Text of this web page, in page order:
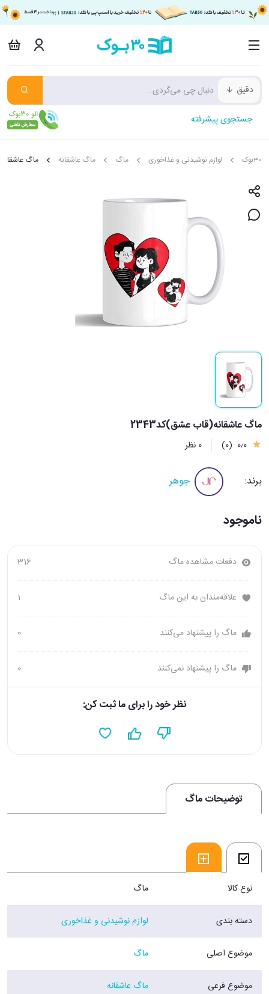
دقیق
جستجوی پیشرفته
30بوک لوازم نوشیدنی و غذاخوری ماگ ماگ عاشقانه ماگ عاشقانه
ماگ عاشقانه(قاب عشق)کد2343
0٫0 (0) 0 نظر
برند: جوهر
ناموجود
دفعات مشاهده ماگ 316
علاقه‌مندان به این ماگ 1
ماگ را پیشنهاد می‌کنند 0
ماگ را پیشنهاد نمی‌کنند 0
نظر خود را برای ما ثبت کن:
توضیحات ماگ
نوع کالا ماگ
دسته بندی لوازم نوشیدنی و غذاخوری
موضوع اصلی ماگ
موضوع فرعی ماگ عاشقانه